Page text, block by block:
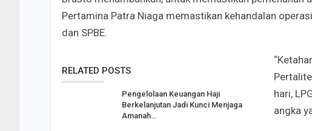
Pertamina Patra Niaga memastikan kehandalan
dan SPBE.
RELATED POSTS
Pengelolaan Keuangan Haji
Berkelanjutan Jadi Kunci Menjaga
Amanah…
hari,
angka